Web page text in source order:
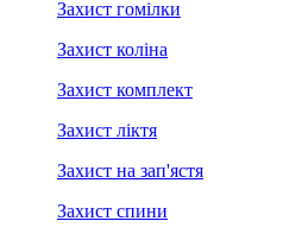
Захист гомілки
Захист коліна
Захист комплект
Захист ліктя
Захист на зап'ястя
Захист спини